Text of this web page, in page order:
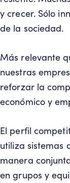
y crecer. Sólo
de la sociedad.
Más relevante
nuestras
reforzar la
económico y
El perfil
utiliza sistemas
manera
en grupos y